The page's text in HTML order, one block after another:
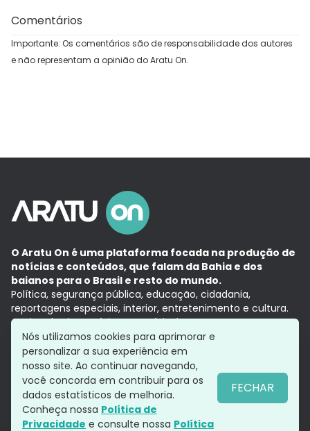
Comentários
Importante: Os comentários são de responsabilidade dos autores
e não representam a opinião do Aratu On.
O Aratu On é uma plataforma focada na produção de
notícias e conteúdos, que falam da Bahia e dos
baianos para o Brasil e resto do mundo.
Política, segurança pública, educação, cidadania,
reportagens especiais, interior, entretenimento e cultura.
Aqui, tudo vira notícia e a notícia é no tempo presente,
com a credibilidade do Grupo Aratu.
Grupo Aratu
Política de privacidade
Siga-nos
Nós utilizamos cookies para aprimorar e
personalizar a sua experiência em
nosso site. Ao continuar navegando,
você concorda em contribuir para os
dados estatísticos de melhoria.
Conheça nossa Política de
Privacidade e consulte nossa Política
FECHAR